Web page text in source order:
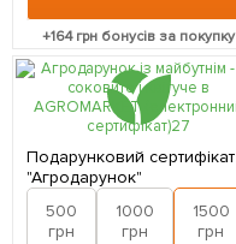
+164грн бонусів за покупку
Подарунковий сертифікат
"Агродарунок"
500
грн
1000
грн
1500
грн